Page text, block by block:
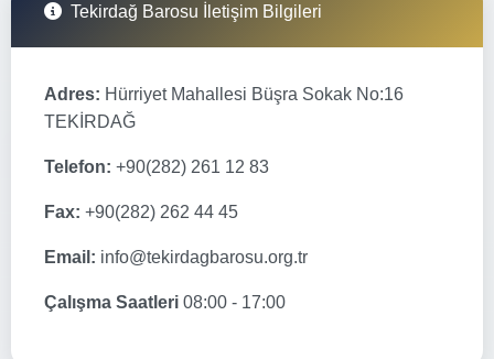
Tekirdağ Barosu İletişim Bilgileri
Adres: Hürriyet Mahallesi Büşra Sokak No:16
TEKİRDAĞ
Telefon: +90(282) 261 12 83
Fax: +90(282) 262 44 45
Email: info@tekirdagbarosu.org.tr
Çalışma Saatleri 08:00 - 17:00